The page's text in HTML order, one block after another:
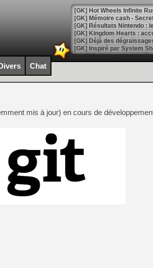
[GK] Hot Wheels Infinite
[GK] Mémoire cash -
[GK] Résultats Nintendo :
[GK] Déjà des
[Mo5] Brickboy cherche à
[GK] Minecraft et ses «
[GK] Beast of
[GK] Ubisoft : fin de partie
[GK] Mémoire cash -
[GK] Dan Houser (GTA)
[GK] Comment EA Sports
[GK] Crimson Moon : un
[GK] Isle of Reveries : le
[GK] Moonlighter 2 : The
[GK] Capcom relance
[Mo5] Deux inédits du
[GK] Le beat'em up The
[GK] Endless Legend 2 :
[LS] [PS5] Le WebKit
[GK] Oubliez Crazy Taxi,
Chat
mis à jour) en cours de